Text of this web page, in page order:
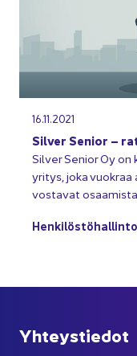
16.11.2021
Sil­ver Se­nior –
Sil­ver Se­nior Oy
yri­tys, joka
vos­ta­vat
Hen­ki­lös­tö­hal­lin­to
Yh­teys­tie­dot